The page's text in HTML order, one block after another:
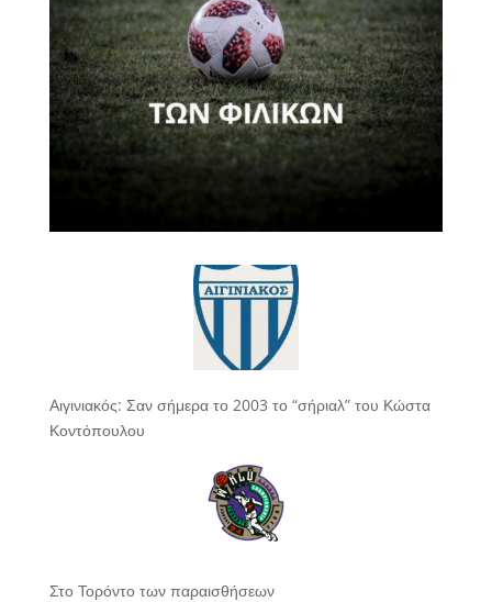
Αιγινιακός: Σαν σήμερα το 2003 το “σήριαλ” του Κώστα
Κοντόπουλου
Στο Τορόντο των παραισθήσεων